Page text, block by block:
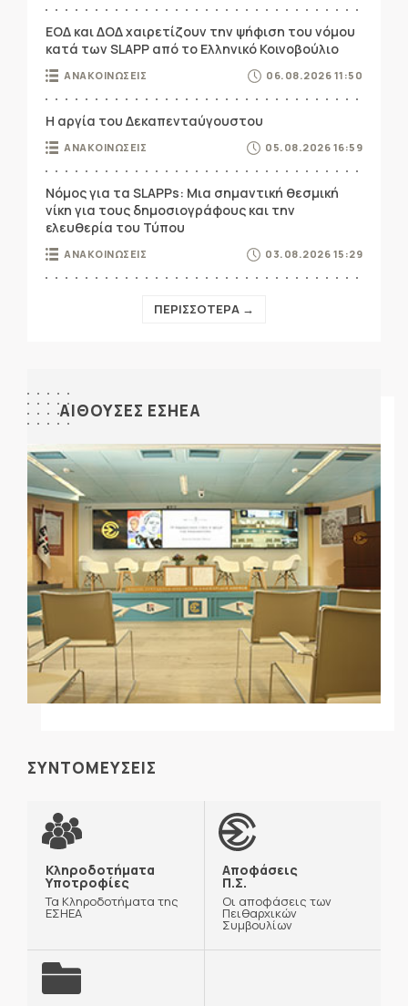
ΕΟΔ και ΔΟΔ χαιρετίζουν την ψήφιση του νόμου
κατά των SLAPP από το Ελληνικό Κοινοβούλιο
ΑΝΑΚΟΙΝΩΣΕΙΣ 06.08.2026 11:50
Η αργία του Δεκαπενταύγουστου
ΑΝΑΚΟΙΝΩΣΕΙΣ 05.08.2026 16:59
Νόμος για τα SLAPPs: Μια σημαντική θεσμική
νίκη για τους δημοσιογράφους και την
ελευθερία του Τύπου
ΑΝΑΚΟΙΝΩΣΕΙΣ 03.08.2026 15:29
ΠΕΡΙΣΣΟΤΕΡΑ →
ΑΙΘΟΥΣΕΣ ΕΣΗΕΑ
ΣΥΝΤΟΜΕΥΣΕΙΣ
Κληροδοτήματα
Υποτροφίες
Τα Κληροδοτήματα της
ΕΣΗΕΑ
Αποφάσεις
Π.Σ.
Οι αποφάσεις των
Πειθαρχικών
Συμβουλίων